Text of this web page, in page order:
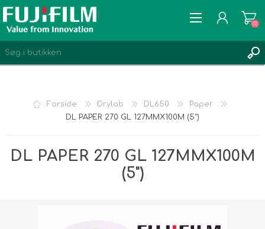
ØNSKELISTE
(0)
Forside Drylab DL650
Paper
DL PAPER 270 GL 127MMX100M (5")
DL PAPER 270 GL 127MMX100M
(5")